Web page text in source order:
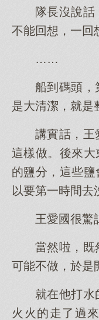
隊長沒說
不能回想，一回
……
船到碼頭，
是大清潔，就是
講實話，王
這樣做。後來
的鹽分，這些
以要第一時間去
王愛國很驚
當然啦，既
可能不做，於是
就在他打水
火火的走了過